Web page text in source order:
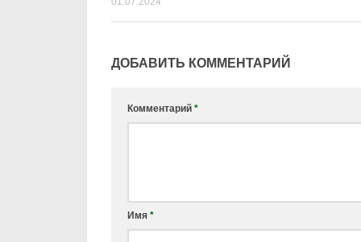
ДОБАВИТЬ КОММЕНТАРИЙ
Комментарий *
Имя *